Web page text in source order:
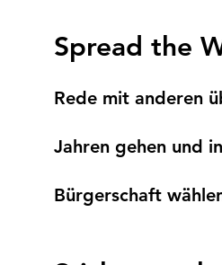
Spread the
Rede mit anderen
Jahren gehen und
Bürgerschaft